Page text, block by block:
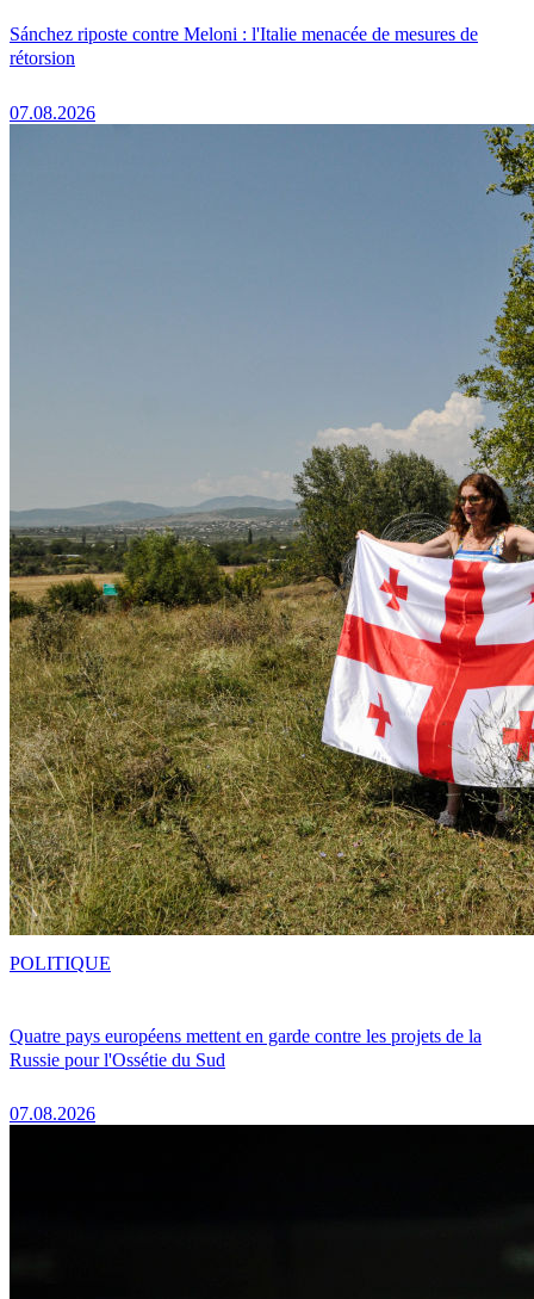
Sánchez riposte contre Meloni : l'Italie menacée de mesures de
rétorsion
07.08.2026
Quatre pays européens mettent en garde contre les projets de la
Russie pour l'Ossétie du Sud
07.08.2026
POLITIQUE